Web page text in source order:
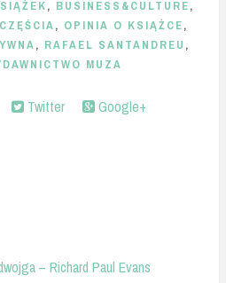
, BUSINESS&CULTURE,
, OPINIA O KSIĄŻCE,
, RAFAEL SANTANDREU ,
MUZA
Twitter
Google+
– Richard Paul Evans